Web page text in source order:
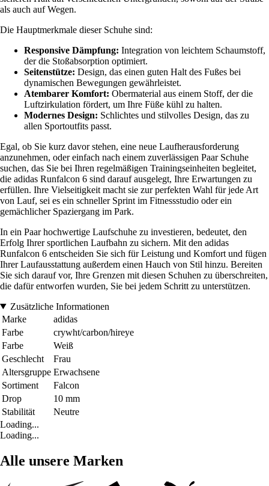
als auch auf Wegen.
Die Hauptmerkmale dieser Schuhe sind:
Responsive Dämpfung: Integration von leichtem Schaumstoff,
der die Stoßabsorption optimiert.
Seitenstütze: Design, das einen guten Halt des Fußes bei
dynamischen Bewegungen gewährleistet.
Atembarer Komfort: Obermaterial aus einem Stoff, der die
Luftzirkulation fördert, um Ihre Füße kühl zu halten.
Modernes Design: Schlichtes und stilvolles Design, das zu
allen Sportoutfits passt.
Egal, ob Sie kurz davor stehen, eine neue Laufherausforderung
anzunehmen, oder einfach nach einem zuverlässigen Paar Schuhe
suchen, das Sie bei Ihren regelmäßigen Trainingseinheiten begleitet,
die adidas Runfalcon 6 sind darauf ausgelegt, Ihre Erwartungen zu
erfüllen. Ihre Vielseitigkeit macht sie zur perfekten Wahl für jede Art
von Lauf, sei es ein schneller Sprint im Fitnessstudio oder ein
gemächlicher Spaziergang im Park.
In ein Paar hochwertige Laufschuhe zu investieren, bedeutet, den
Erfolg Ihrer sportlichen Laufbahn zu sichern. Mit den adidas
Runfalcon 6 entscheiden Sie sich für Leistung und Komfort und fügen
Ihrer Laufausstattung außerdem einen Hauch von Stil hinzu. Bereiten
Sie sich darauf vor, Ihre Grenzen mit diesen Schuhen zu überschreiten,
die dafür entworfen wurden, Sie bei jedem Schritt zu unterstützen.
Zusätzliche Informationen
Marke
adidas
Farbe
crywht/carbon/hireye
Farbe
Weiß
Geschlecht
Frau
Altersgruppe Erwachsene
Sortiment
Falcon
Drop
10 mm
Stabilität
Neutre
Loading...
Loading...
Alle unsere Marken